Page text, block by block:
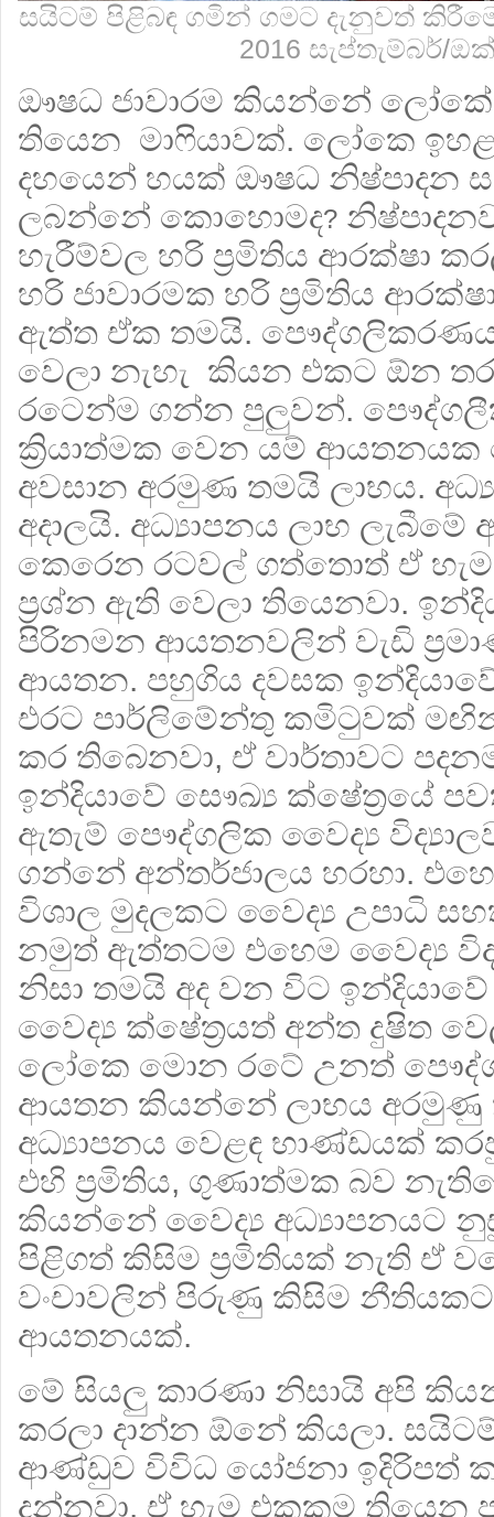
සයිටම් පිළිබඳ ගමින් ගමට දැනුවත්
2016 සැප්තැම්බර්/
ඖෂධ ජාවාරම කියන්නේ ලෝකේ
තියෙන මාෆියාවක්. ලෝකෙ
දහයෙන් හයක් ඖෂධ නිෂ්පාදන
ලබන්නේ කොහොමද?
හැරීම්වල හරි ප්‍රමිතිය ආරක්ෂා
හරි ජාවාරමක හරි ප්‍රමිතිය
ඇත්ත ඒක තමයි. පෞද්ගලිකරණය
වෙලා නැහැ කියන එකට ඕන
රටෙන්ම ගන්න පුලුවන්.
ක්‍රියාත්මක වෙන යම්
අවසාන අරමුණ තමයි ලාභය.
අදාලයි. අධ්‍යාපනය ලාභ
කෙරෙන රටවල් ගත්තොත් ඒ
ප්‍රශ්න ඇති වෙලා තියෙනවා.
පිරිනමන ආයතනවලින් වැඩි
ආයතන. පහුගිය දවසක
එරට පාර්ලිමේන්තු කමිටුවක් මඟින්
කර තිබෙනවා, ඒ වාර්තාවට
ඉන්දියාවේ සෞඛ්‍ය ක්ෂේත්‍රයේ
ඇතැම් පෞද්ගලික වෛද්‍ය
ගන්නේ අන්තර්ජාලය හරහා.
විශාල මුදලකට වෛද්‍ය උපාධි
නමුත් ඇත්තටම එහෙම වෛද්‍ය
නිසා තමයි අද වන විට
වෛද්‍ය ක්ෂේත්‍රයත් අන්ත දුෂිත
ලෝකෙ මොන රටේ උනත්
ආයතන කියන්නේ ලාභය අරමුණු
අධ්‍යාපනය වෙළඳ භාණ්ඩයක්
එහි ප්‍රමිතිය, ගුණාත්මක බව
කියන්නේ වෛද්‍ය අධ්‍යාපනයට
පිළිගත් කිසිම ප්‍රමිතියක් නැති ඒ
වංචාවලින් පිරුණු කිසිම
ආයතනයක්.
මේ සියලු කාරණා නිසායි අපි
කරලා දාන්න ඕනේ කියලා.
ආණ්ඩුව විවිධ යෝජනා ඉදිරිපත්
දන්නවා. ඒ හැම එකකම තියෙන